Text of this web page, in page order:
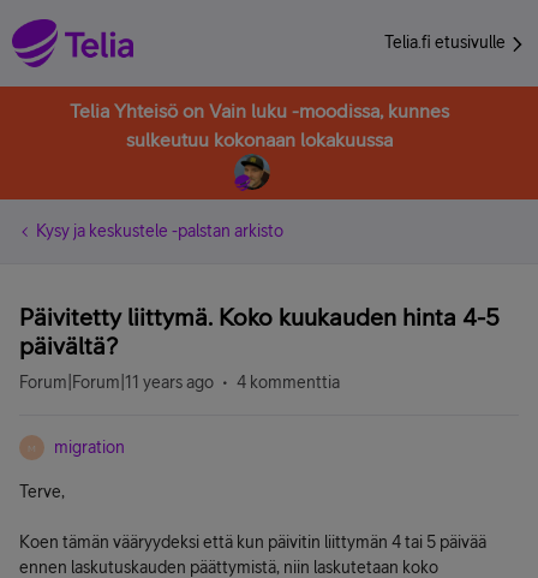
Telia.fi etusivulle
Telia Yhteisö on Vain luku -moodissa, kunnes
sulkeutuu kokonaan lokakuussa
Kysy ja keskustele -palstan arkisto
Päivitetty liittymä. Koko kuukauden hinta 4-5
päivältä?
Forum|Forum|11 years ago 4 kommenttia
M migration
Terve,
Koen tämän vääryydeksi että kun päivitin liittymän 4 tai 5 päivää
ennen laskutuskauden päättymistä, niin laskutetaan koko